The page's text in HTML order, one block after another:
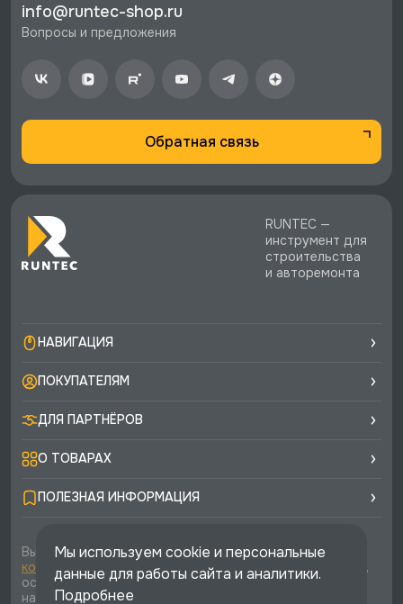
стоимости заказа.
info@runtec-shop.ru
Вопросы и предложения
Обратная связь
RUNTEC —
инструмент для
строительства
и авторемонта
НАВИГАЦИЯ
ПОКУПАТЕЛЯМ
ДЛЯ ПАРТНЁРОВ
О ТОВАРАХ
ПОЛЕЗНАЯ ИНФОРМАЦИЯ
Вы соглашаетесь с условиямиполитики
конфиденциальностиипубличной офертыкаждый раз,
оставляя свои данные в любой форме обратной связи
на сайте runtec-shop.ru
Мы используем cookie и персональные
данные для работы сайта и аналитики.
Подробнее